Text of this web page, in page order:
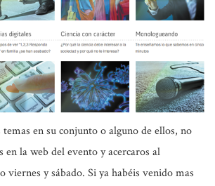
temas en su conjunto o alguno de ellos, no
en la web del evento y acercaros al
y sábado. Si ya habéis venido mas